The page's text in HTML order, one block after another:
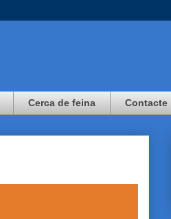
Cerca de feina Contacte